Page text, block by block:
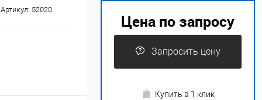
Артикул: 52020
Цена по запросу
Запросить цену
Купить в 1 клик